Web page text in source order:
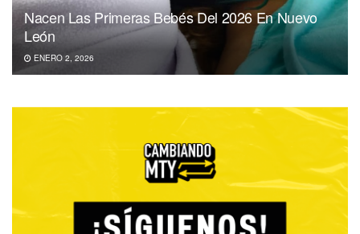
Nacen Las Primeras Bebés Del 2026 En Nuevo
León
ENERO 2, 2026